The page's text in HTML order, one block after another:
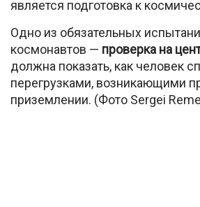
является подготовка к
Одно из обязательных
космонавтов — проверка на
должна показать, как человек
перегрузками, возникающими
приземлении. (Фото Sergei